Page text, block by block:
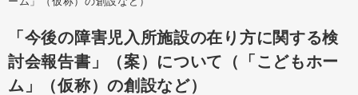
「今後の障害児入所施設の在り方に関する検
討会報告書」（案）について（「こどもホー
ム」（仮称）の創設など）